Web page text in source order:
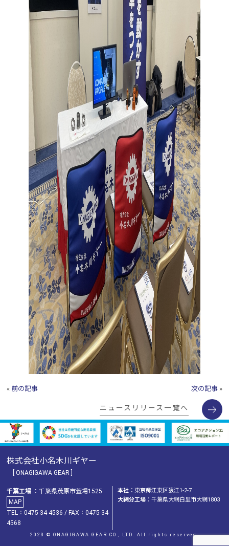
« 前の記事 次の記事»
ニュースリリース一覧へ
株式会社小名木川ギヤー
[ ONAGIGAWA GEAR ]
千葉工場 ：千葉県茂原市萱場1525
MAP
TEL：0475-34-4536 / FAX：0475-34-
4568
本社：東京都江東区猿江1-2-7
大網分工場：千葉県大網白里市大網1803
2023 © ONAGIGAWA GEAR CO., LTD. All rights reserved.